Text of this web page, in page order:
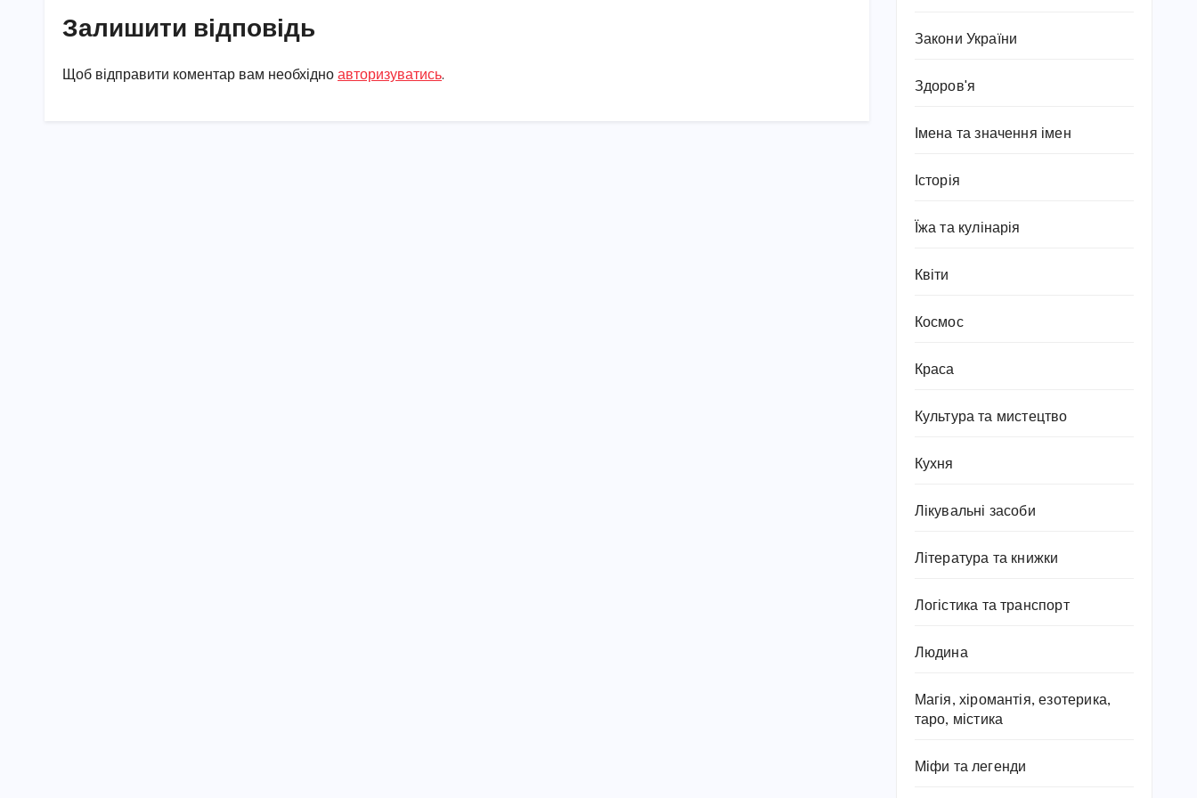
Залишити відповідь
Щоб відправити коментар вам необхідно авторизуватись.
Закони України
Здоров'я
Імена та значення імен
Історія
Їжа та кулінарія
Квіти
Космос
Краса
Культура та мистецтво
Кухня
Лікувальні засоби
Література та книжки
Логістика та транспорт
Людина
Магія, хіромантія, езотерика,
таро, містика
Міфи та легенди